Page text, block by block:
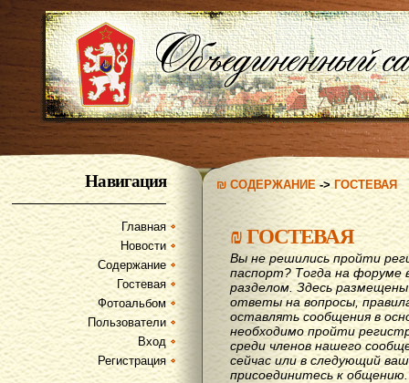
Навигация
Главная
Новости
Содержание
Гостевая
Фотоальбом
Пользователи
Вход
Регистрация
₪ СОДЕРЖАНИЕ->ГОСТЕВАЯ
₪ГОСТЕВАЯ
Вы не решились пройти
паспорт? Тогда на форуме
разделом. Здесь
ответы на вопросы,
оставлять сообщения в
необходимо пройти
среди членов нашего
сейчас или в следующий
присоединитесь к общению.